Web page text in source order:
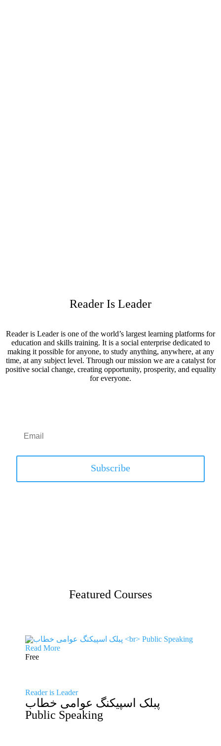
Reader Is Leader
Reader is Leader is one of the world’s largest learning platforms for
education and skills training. It is a social enterprise dedicated to
making it possible for anyone, to study anything, anywhere, at any
time, at any subject level. Through our mission we are a catalyst for
positive social change, creating opportunity, prosperity, and equality
for everyone.
Subscribe
Featured Courses
Read More
Free
Reader is Leader
پبلک اسپیکنگ عوامی خطاب
Public Speaking